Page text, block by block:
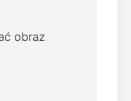
obraz